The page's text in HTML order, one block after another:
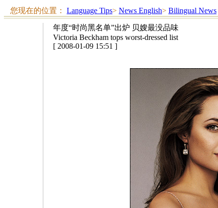
您现在的位置： Language Tips> News English> Bilingual News
年度“时尚黑名单”出炉 贝嫂最没品味
Victoria Beckham tops worst-dressed list
[ 2008-01-09 15:51 ]